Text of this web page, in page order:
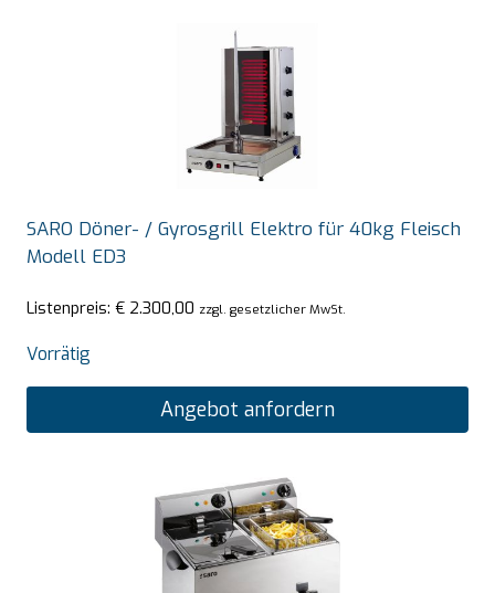
SARO Döner- / Gyrosgrill Elektro für 40kg Fleisch
Modell ED3
Listenpreis: € 2.300,00 zzgl. gesetzlicher MwSt.
Vorrätig
Angebot anfordern